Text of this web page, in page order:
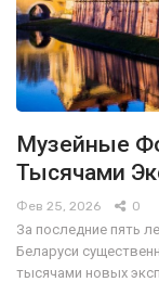
Музейные
Тысячами
Фев 25, 2026 0
За последние пять
Беларуси
тысячами новых